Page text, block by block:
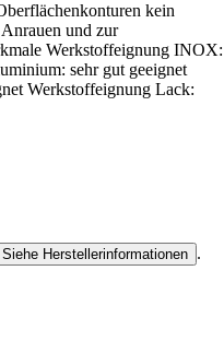
kein
und zur
Werkstoffeignung INOX:
sehr gut geeignet
Werkstoffeignung Lack:
Siehe Herstellerinformationen .